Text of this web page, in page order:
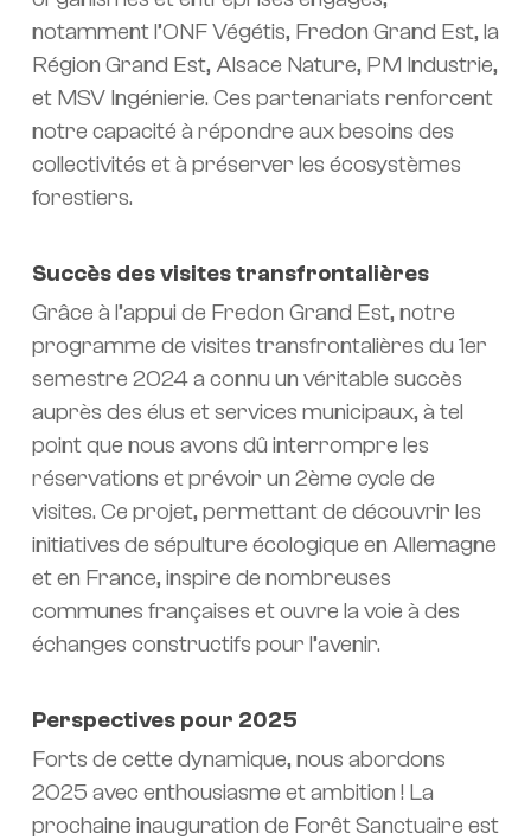
notamment l’ONF Végétis, Fredon Grand Est, la
Région Grand Est, Alsace Nature, PM Industrie,
et MSV Ingénierie. Ces partenariats renforcent
notre capacité à répondre aux besoins des
collectivités et à préserver les écosystèmes
forestiers.
Succès des visites transfrontalières
Grâce à l’appui de Fredon Grand Est, notre
programme de visites transfrontalières du 1er
semestre 2024 a connu un véritable succès
auprès des élus et services municipaux, à tel
point que nous avons dû interrompre les
réservations et prévoir un 2ème cycle de
visites. Ce projet, permettant de découvrir les
initiatives de sépulture écologique en Allemagne
et en France, inspire de nombreuses
communes françaises et ouvre la voie à des
échanges constructifs pour l’avenir.
Perspectives pour 2025
Forts de cette dynamique, nous abordons
2025 avec enthousiasme et ambition ! La
prochaine inauguration de Forêt Sanctuaire est